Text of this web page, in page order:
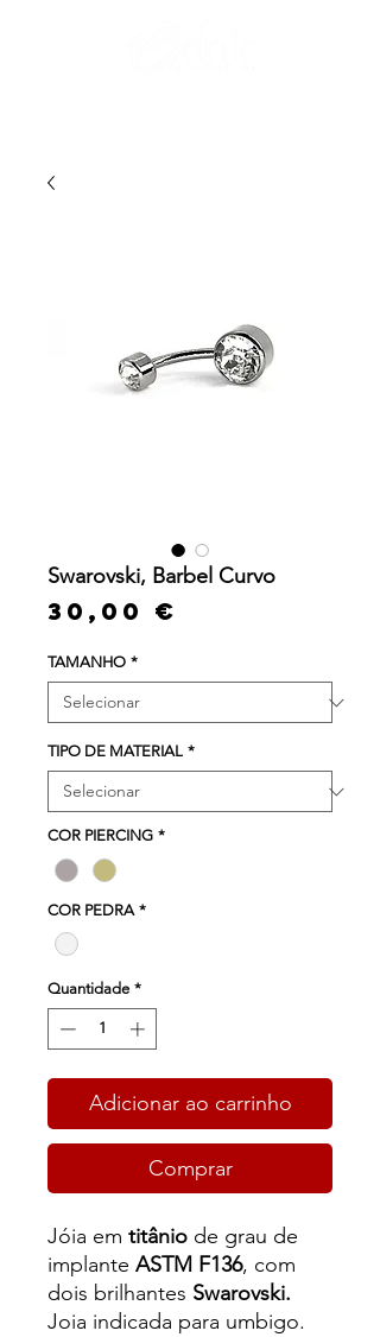
Swarovski, Barbel Curvo
30,00 €
TAMANHO *
TIPO DE MATERIAL *
COR PIERCING *
COR PEDRA *
Quantidade *
Adicionar ao carrinho
Comprar
Jóia em titânio de grau de
implante ASTM F136, com
dois brilhantes Swarovski.
Joia indicada para umbigo.